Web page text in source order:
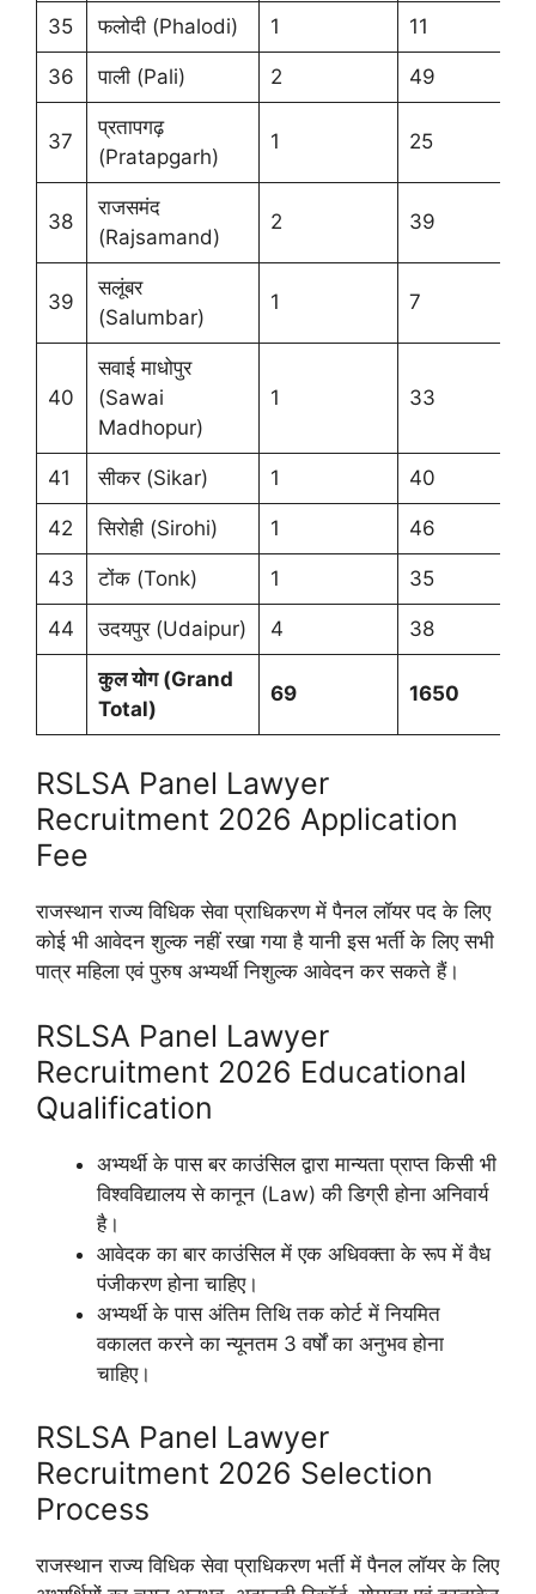
35 फलोदी (Phalodi) 1 11
36 पाली (Pali) 2 49
37
प्रतापगढ़
(Pratapgarh)
1 25
38
राजसमंद
(Rajsamand)
2 39
39
सलूंबर
(Salumbar)
1 7
40
सवाई माधोपुर
(Sawai
Madhopur)
1 33
41 सीकर (Sikar) 1 40
42 सिरोही (Sirohi) 1 46
43 टोंक (Tonk) 1 35
44 उदयपुर (Udaipur) 4 38
कुल योग (Grand
Total)
69 1650
RSLSA Panel Lawyer
Recruitment 2026 Application
Fee
राजस्थान राज्य विधिक सेवा प्राधिकरण में पैनल लॉयर पद के लिए
कोई भी आवेदन शुल्क नहीं रखा गया है यानी इस भर्ती के लिए सभी
पात्र महिला एवं पुरुष अभ्यर्थी निशुल्क आवेदन कर सकते हैं।
RSLSA Panel Lawyer
Recruitment 2026 Educational
Qualification
अभ्यर्थी के पास बर काउंसिल द्वारा मान्यता प्राप्त किसी भी
विश्वविद्यालय से कानून (Law) की डिग्री होना अनिवार्य
है।
आवेदक का बार काउंसिल में एक अधिवक्ता के रूप में वैध
पंजीकरण होना चाहिए।
अभ्यर्थी के पास अंतिम तिथि तक कोर्ट में नियमित
वकालत करने का न्यूनतम 3 वर्षों का अनुभव होना
चाहिए।
RSLSA Panel Lawyer
Recruitment 2026 Selection
Process
राजस्थान राज्य विधिक सेवा प्राधिकरण भर्ती में पैनल लॉयर के लिए